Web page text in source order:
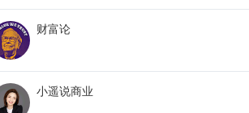
财富论
小遥说商业